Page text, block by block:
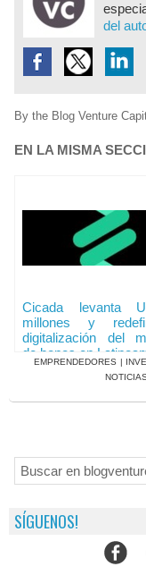
del
By the Blog Venture
EN LA MISMA
Cicada levanta
millones y
digitalización del
de bonos en
EMPRENDEDORES |
SÍGUENOS!